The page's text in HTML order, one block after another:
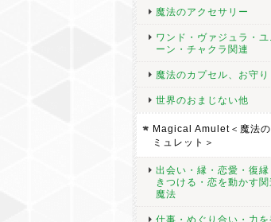
魔法のアクセサリー
ワンド・ヴァジュラ・ユ
ーン・チャクラ関連
魔法のカプセル、お守り
世界のおまじない他
Magical Amulet＜魔法の
ミュレット＞
出会い・縁・恋愛・復縁
きつける・恋を動かす関
魔法
仕事・めぐり合い・力を